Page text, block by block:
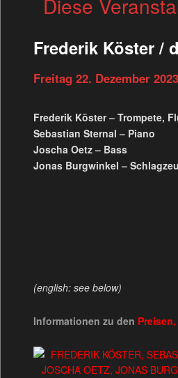
Frederik Köster /
Freitag 22. Dezember
Frederik Köster – Trompete,
Sebastian Sternal – Piano
Joscha Oetz – Bass
Jonas Burgwinkel –
(english: see below)
Informationen zu den